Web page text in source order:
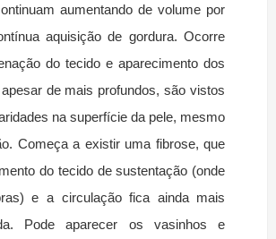
aumentando de volume por
aquisição de gordura. Ocorre
do tecido e aparecimento dos
de mais profundos, são vistos
na superfície da pele, mesmo
Começa a existir uma fibrose, que
do tecido de sustentação (onde
e a circulação fica ainda mais
Pode aparecer os vasinhos e